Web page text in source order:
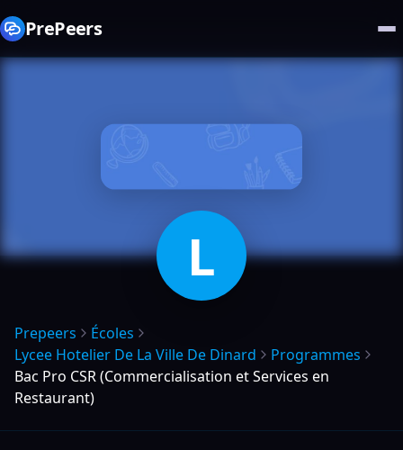
PrePeers
L
Prepeers
Écoles
Lycee Hotelier De La Ville De Dinard
Programmes
Bac Pro CSR (Commercialisation et Services en
Restaurant)